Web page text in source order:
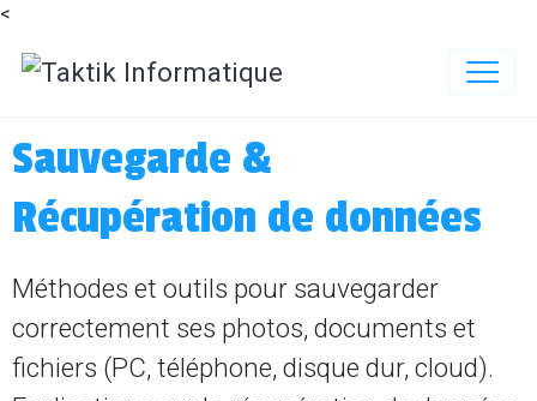
<
Sauvegarde &
Récupération de données
Méthodes et outils pour sauvegarder
correctement ses photos, documents et
fichiers (PC, téléphone, disque dur, cloud).